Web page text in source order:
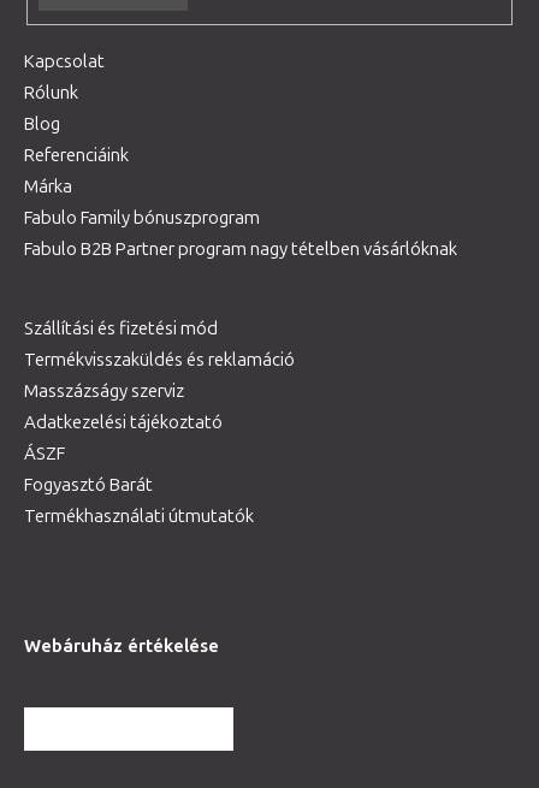
Kapcsolat
Rólunk
Blog
Referenciáink
Márka
Fabulo Family bónuszprogram
Fabulo B2B Partner program nagy tételben vásárlóknak
Szállítási és fizetési mód
Termékvisszaküldés és reklamáció
Masszázságy szerviz
Adatkezelési tájékoztató
ÁSZF
Fogyasztó Barát
Termékhasználati útmutatók
Webáruház értékelése